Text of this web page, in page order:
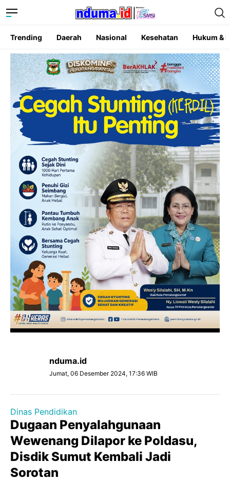
Trending Daerah Nasional Kesehatan Hukum &
nduma.id
Jumat, 06 Desember 2024, 17:36 WIB
Dinas Pendidikan
Dugaan Penyalahgunaan
Wewenang Dilapor ke Poldasu,
Disdik Sumut Kembali Jadi
Sorotan